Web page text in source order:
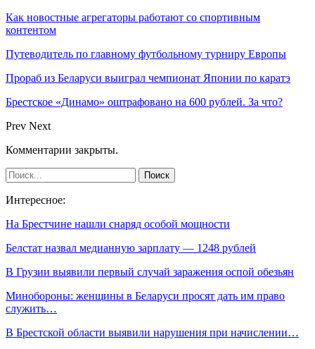
Как новостные агрегаторы работают со спортивным
контентом
Путеводитель по главному футбольному турниру Европы
Прораб из Беларуси выиграл чемпионат Японии по каратэ
Брестское «Динамо» оштрафовано на 600 рублей. За что?
Prev Next
Комментарии закрыты.
Интересное:
На Брестчине нашли снаряд особой мощности
Белстат назвал медианную зарплату — 1248 рублей
В Грузии выявили первый случай заражения оспой обезьян
Минобороны: женщины в Беларуси просят дать им право
служить…
В Брестской области выявили нарушения при начислении…